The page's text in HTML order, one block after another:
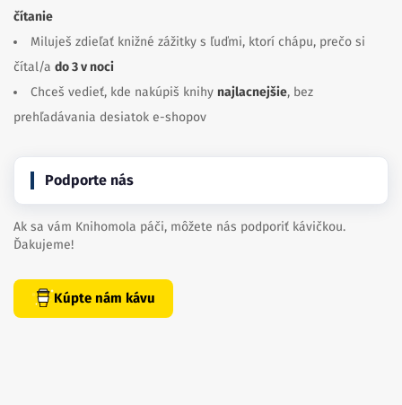
čítanie
Miluješ zdieľať knižné zážitky s ľuďmi, ktorí chápu, prečo si
čítal/a do 3 v noci
Chceš vedieť, kde nakúpiš knihy najlacnejšie, bez
prehľadávania desiatok e-shopov
Podporte nás
Ak sa vám Knihomola páči, môžete nás podporiť kávičkou.
Ďakujeme!
Kúpte nám kávu